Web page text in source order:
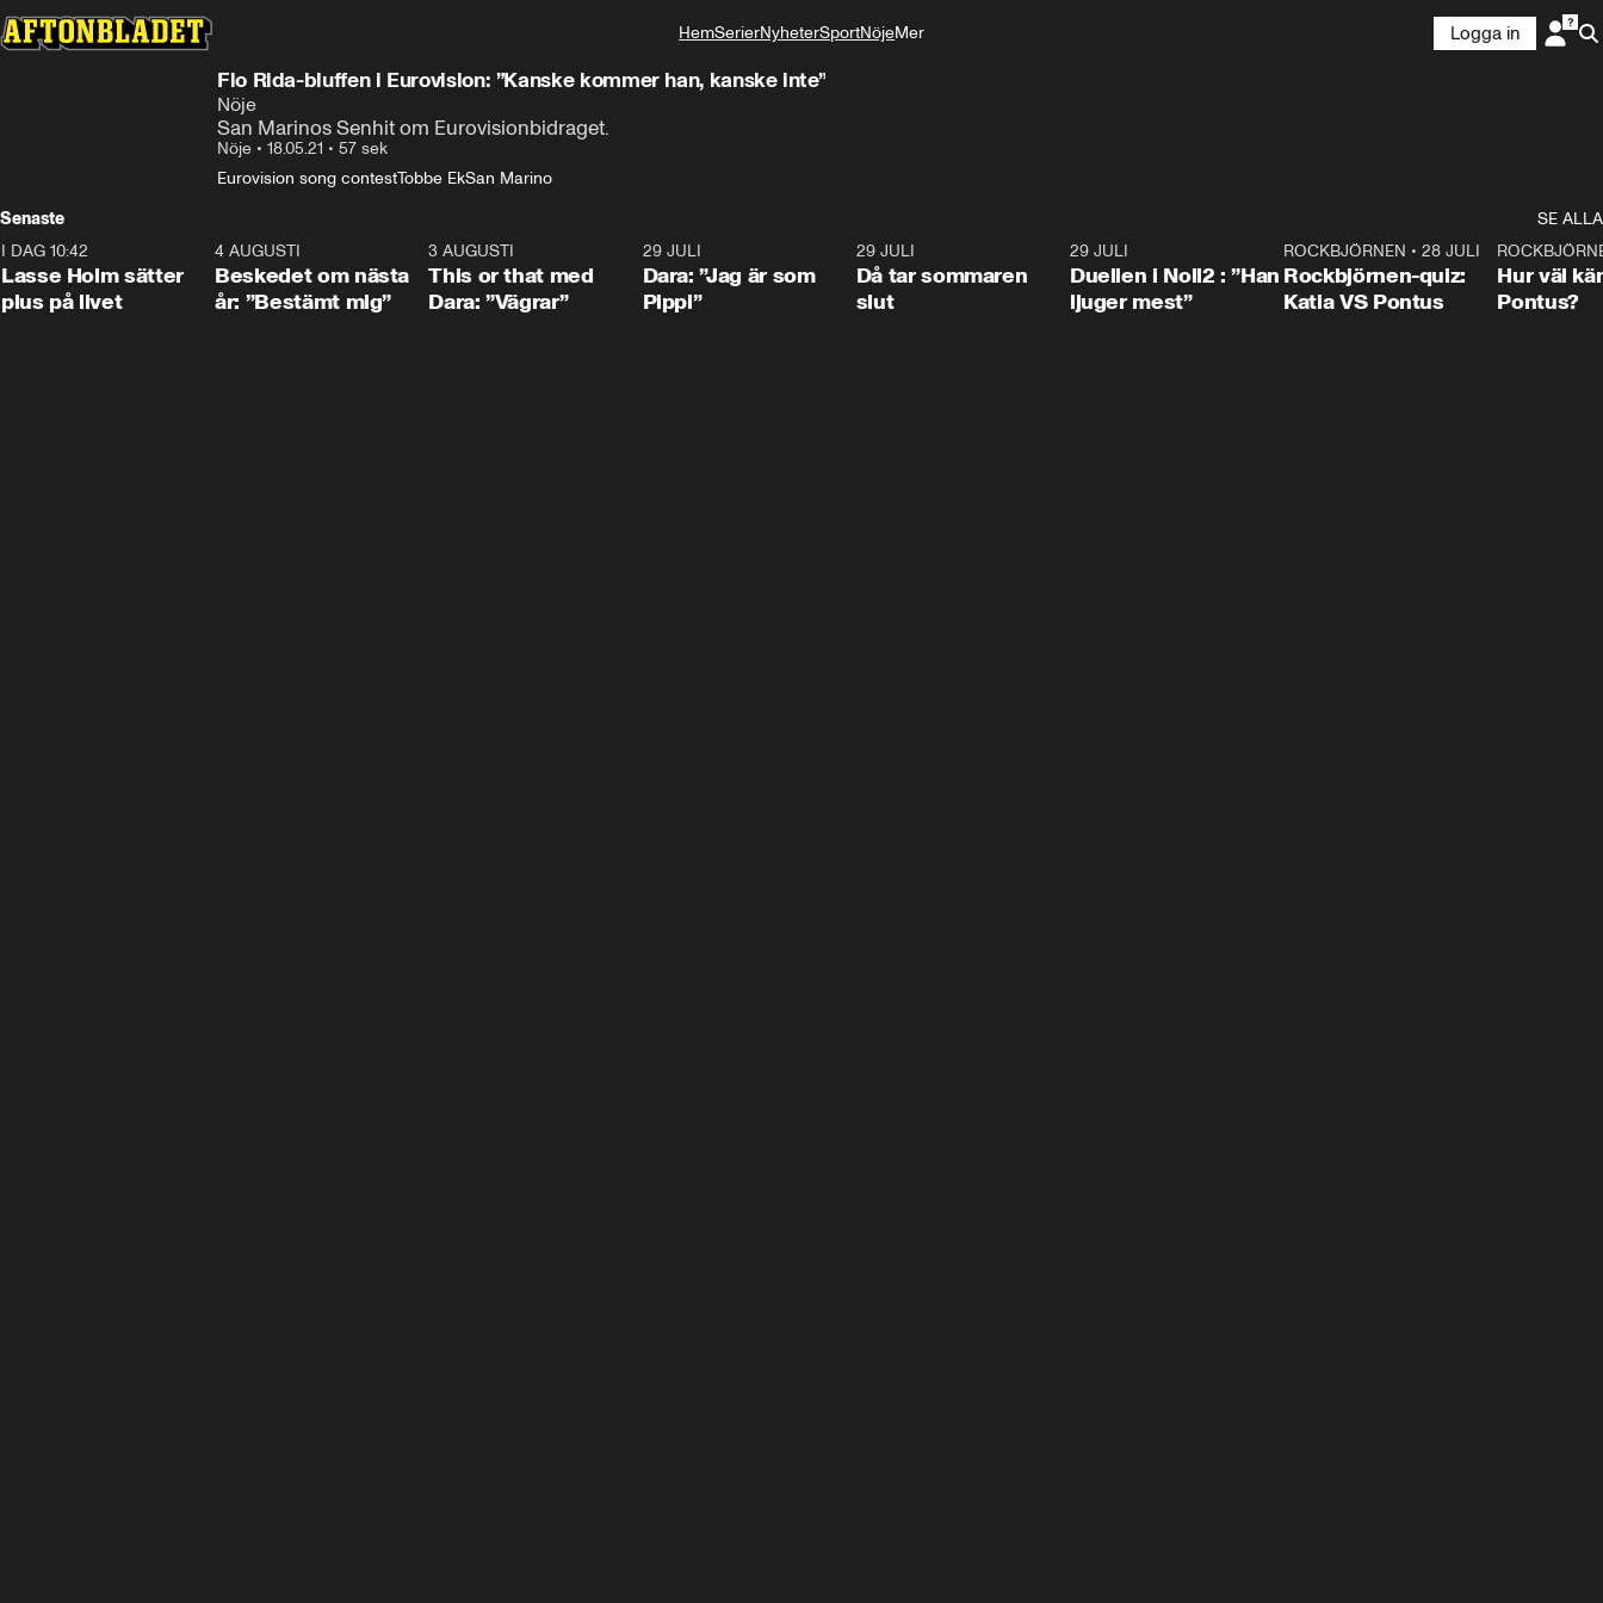
HemSerierNyheterSportNöjeMer
Logga in
Flo Rida-bluffen i Eurovision: ”Kanske kommer han, kanske inte”
Nöje
San Marinos Senhit om Eurovisionbidraget.
Nöje • 18.05.21 • 57 sek
Eurovision song contestTobbe EkSan Marino
Senaste
SE ALLA
1:04
I DAG 10:42
Lasse Holm sätter
plus på livet
0:24
4 AUGUSTI
Beskedet om nästa
år: ”Bestämt mig”
3 AUGUSTI
This or that med
Dara: ”Vägrar”
29 JULI
Dara: ”Jag är som
Pippi”
29 JULI
Då tar sommaren
slut
29 JULI
Duellen i Noll2 : ”Han
ljuger mest”
0:15
ROCKBJÖRNEN •28 JULI
Rockbjörnen-quiz:
Katia VS Pontus
Hur väl
Pontus?